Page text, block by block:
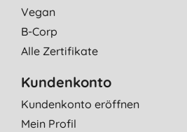
Vegan
B-Corp
Alle Zertifikate
Kundenkonto
Kundenkonto eröffnen
Mein Profil